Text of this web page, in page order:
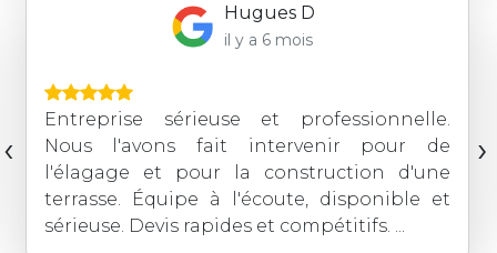
Hugues D
il y a 6 mois
Entreprise sérieuse et professionnelle.
Nous l'avons fait intervenir pour de
l'élagage et pour la construction d'une
terrasse. Équipe à l'écoute, disponible et
sérieuse. Devis rapides et compétitifs. ...
‹ ›